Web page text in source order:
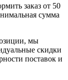
заказ от 50
сумма
мы
скидки
поставок и